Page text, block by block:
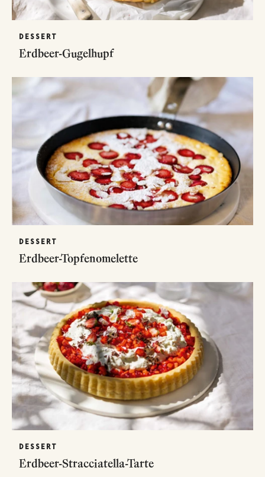
DESSERT
Erdbeer-Gugelhupf
DESSERT
Erdbeer-Topfenomelette
DESSERT
Erdbeer-Stracciatella-Tarte